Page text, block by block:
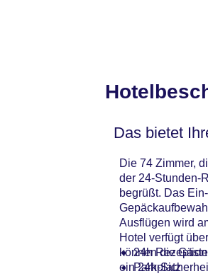
Das bietet
Die 74 Zimmer,
der 24-Stunden-
begrüßt. Das
Ausflügen wird
Hotel verfügt
können die
ein 24h-
24h Rezeption
Parkplatz